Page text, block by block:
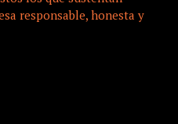
responsable, honesta y